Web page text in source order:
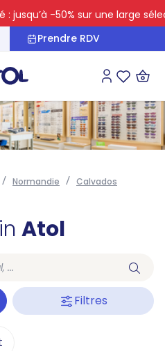
jusqu’à -50% sur une large
Prendre RDV
Connexion
Normandie
Calvados
Atol
Filtres